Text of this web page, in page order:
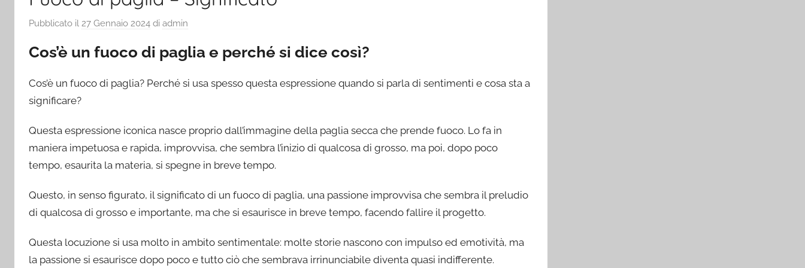
Pubblicato il 27 Gennaio 2024 di admin
Cos’è un fuoco di paglia e perché si dice così?
Cos’è un fuoco di paglia? Perché si usa spesso questa espressione quando si parla di sentimenti e cosa sta a
significare?
Questa espressione iconica nasce proprio dall’immagine della paglia secca che prende fuoco. Lo fa in
maniera impetuosa e rapida, improvvisa, che sembra l’inizio di qualcosa di grosso, ma poi, dopo poco
tempo, esaurita la materia, si spegne in breve tempo.
Questo, in senso figurato, il significato di un fuoco di paglia, una passione improvvisa che sembra il preludio
di qualcosa di grosso e importante, ma che si esaurisce in breve tempo, facendo fallire il progetto.
Questa locuzione si usa molto in ambito sentimentale: molte storie nascono con impulso ed emotività, ma
la passione si esaurisce dopo poco e tutto ciò che sembrava irrinunciabile diventa quasi indifferente.